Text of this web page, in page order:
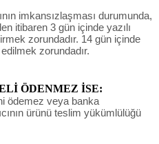
imkansızlaşması durumunda,
itibaren 3 gün içinde yazılı
zorundadır. 14 gün içinde
zorundadır.
ÖDENMEZ İSE:
ödemez veya banka
ürünü teslim yükümlülüğü